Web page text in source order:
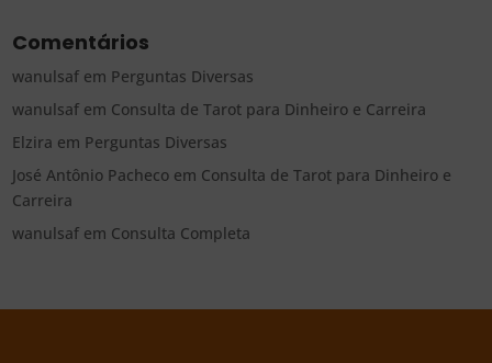
Comentários
wanulsaf em Perguntas Diversas
wanulsaf em Consulta de Tarot para Dinheiro e Carreira
Elzira em Perguntas Diversas
José Antônio Pacheco em Consulta de Tarot para Dinheiro e
Carreira
wanulsaf em Consulta Completa